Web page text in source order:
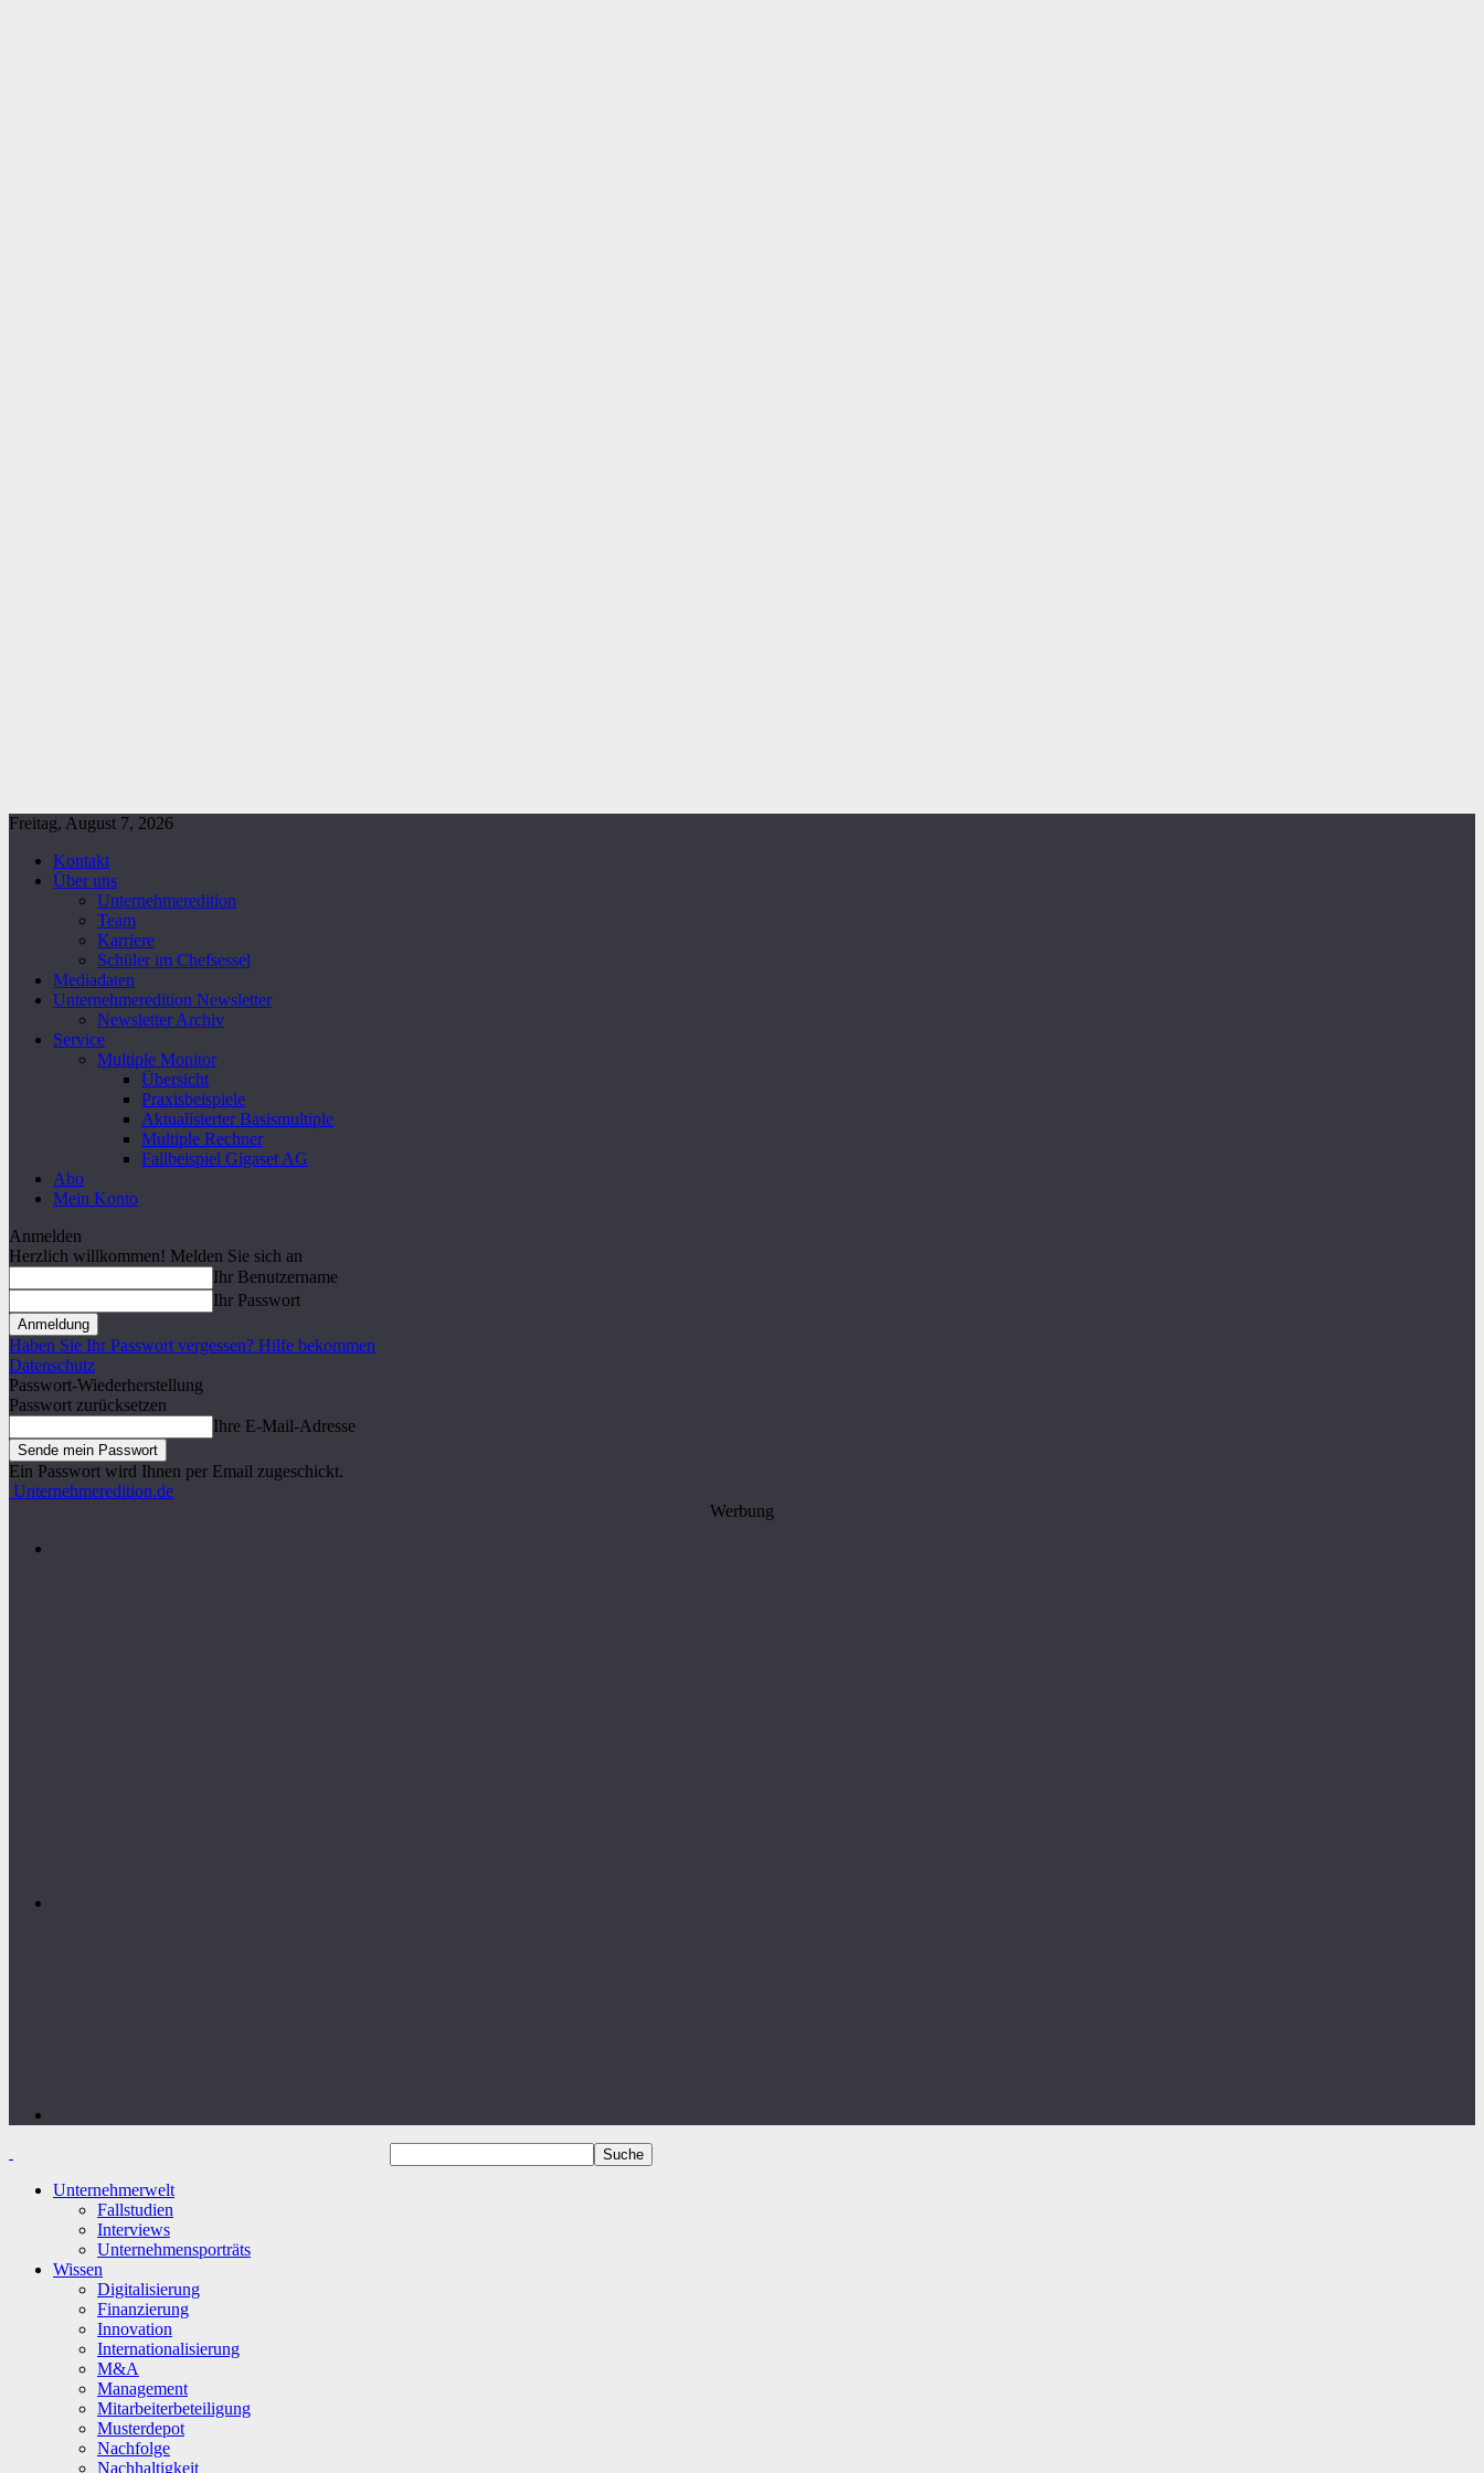
Freitag, August 7, 2026
Kontakt
Über uns
Unternehmeredition
Team
Karriere
Schüler im Chefsessel
Mediadaten
Unternehmeredition Newsletter
Newsletter Archiv
Service
Multiple Monitor
Übersicht
Praxisbeispiele
Aktualisierter Basismultiple
Multiple Rechner
Fallbeispiel Gigaset AG
Abo
Mein Konto
Anmelden
Herzlich willkommen! Melden Sie sich an
Ihr Benutzername
Ihr Passwort
Haben Sie Ihr Passwort vergessen? Hilfe bekommen
Datenschutz
Passwort-Wiederherstellung
Passwort zurücksetzen
Ihre E-Mail-Adresse
Ein Passwort wird Ihnen per Email zugeschickt.
Unternehmeredition.de
Werbung
Unternehmerwelt
Fallstudien
Interviews
Unternehmensporträts
Wissen
Digitalisierung
Finanzierung
Innovation
Internationalisierung
M&A
Management
Mitarbeiterbeteiligung
Musterdepot
Nachfolge
Nachhaltigkeit